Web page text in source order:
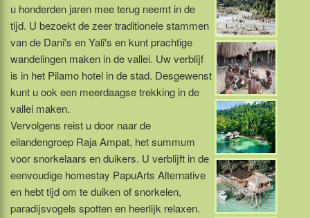
u honderden jaren mee terug neemt in de
tijd. U bezoekt de zeer traditionele stammen
van de Dani's en Yali's en kunt prachtige
wandelingen maken in de vallei. Uw verblijf
is in het Pilamo hotel in de stad. Desgewenst
kunt u ook een meerdaagse trekking in de
vallei maken.
Vervolgens reist u door naar de
eilandengroep Raja Ampat, het summum
voor snorkelaars en duikers. U verblijft in de
eenvoudige homestay PapuArts Alternative
en hebt tijd om te duiken of snorkelen,
paradijsvogels spotten en heerlijk relaxen.